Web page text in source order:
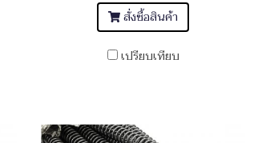
สั่งซื้อสินค้า
เปรียบเทียบ